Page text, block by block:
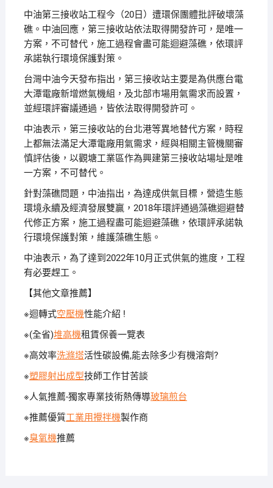
中油第三接收站工程今（20日）遭環保團體批評破壞藻
礁。中油回應，第三接收站依法取得開發許可，是唯一
方案，不可替代，施工過程會盡可能迴避藻礁，依環評
承諾執行環境保護對策。
台灣中油今天發布指出，第三接收站主要是為供應台電
大潭電廠新增燃氣機組，及北部市場用氣需求而設置，
並經環評審議通過，皆依法取得開發許可。
中油表示，第三接收站的台北港等異地替代方案，時程
上都無法滿足大潭電廠用氣需求，經與相關主管機關審
慎評估後，以觀塘工業區作為興建第三接收站場址是唯
一方案，不可替代。
針對藻礁問題，中油指出，為達成供氣目標，營造生態
環境永續及經濟發展雙贏，2018年環評通過藻礁迴避替
代修正方案，施工過程盡可能迴避藻礁，依環評承諾執
行環境保護對策，維護藻礁生態。
中油表示，為了達到2022年10月正式供氣的進度，工程
有必要趕工。
【其他文章推薦】
※迴轉式空壓機性能介紹 !
※(全省)堆高機租賃保養一覽表
※高效率洗滌塔活性碳設備,能去除多少有機溶劑?
※塑膠射出成型技師工作甘苦談
※人氣推薦-獨家專業技術熱傳導玻璃煎台
※推薦優質工業用攪拌機製作商
※臭氧機推薦